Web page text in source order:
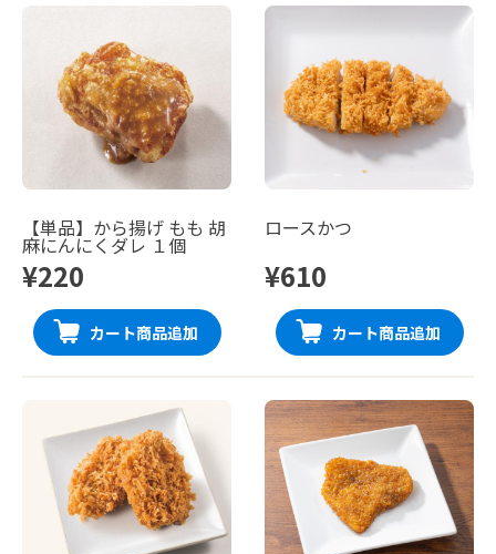
【単品】から揚げ もも 胡
麻にんにくダレ １個
¥220
カート商品追加
ロースかつ
¥610
カート商品追加